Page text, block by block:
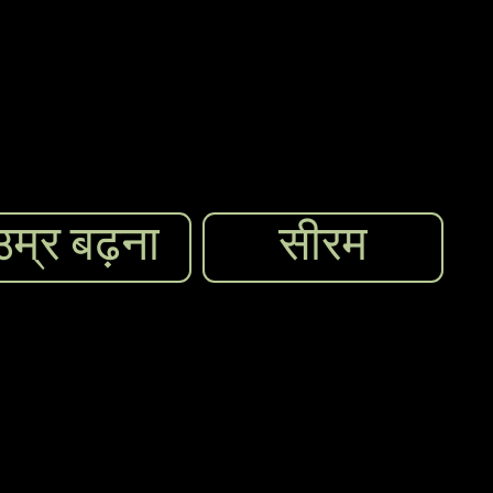
बढ़ना सीरम